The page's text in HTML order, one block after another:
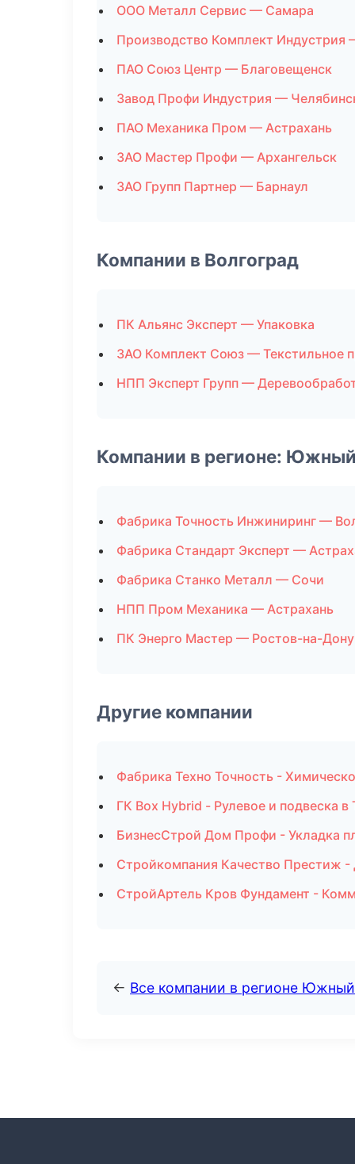
ООО Металл Сервис — Самара
Производство Комплект Индустрия
ПАО Союз Центр — Благовещенск
Завод Профи Индустрия —
ПАО Механика Пром — Астрахань
ЗАО Мастер Профи — Архангельск
ЗАО Групп Партнер — Барнаул
Компании в Волгоград
ПК Альянс Эксперт — Упаковка
ЗАО Комплект Союз — Текстильное
НПП Эксперт Групп —
Компании в регионе:
Фабрика Точность Инжиниринг —
Фабрика Стандарт Эксперт —
Фабрика Станко Металл — Сочи
НПП Пром Механика — Астрахань
ПК Энерго Мастер — Ростов-на-Дону
Другие компании
Фабрика Техно Точность -
ГК Box Hybrid - Рулевое и подвеска
БизнесСтрой Дом Профи - Укладка
Стройкомпания Качество Престиж
СтройАртель Кров Фундамент -
← Все компании в регионе